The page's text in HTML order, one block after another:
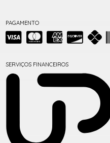
PAGAMENTO
SERVIÇOS FINANCEIROS